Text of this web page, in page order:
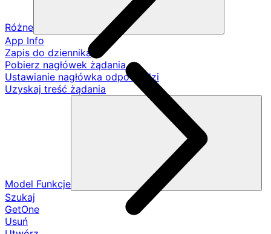
Różne
App Info
Zapis do dziennika
Pobierz nagłówek żądania
Ustawianie nagłówka odpowiedzi
Uzyskaj treść żądania
Model Funkcje
Szukaj
GetOne
Usuń